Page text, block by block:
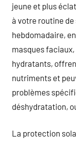
jeune et plus
à votre routine de
hebdomadaire,
masques
hydratants,
nutriments et
problèmes
déshydratation,
La protection